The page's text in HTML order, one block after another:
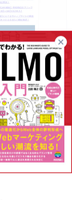
rank_checker/
いう方には、こち
。無料で順位変動
部内などでの共有